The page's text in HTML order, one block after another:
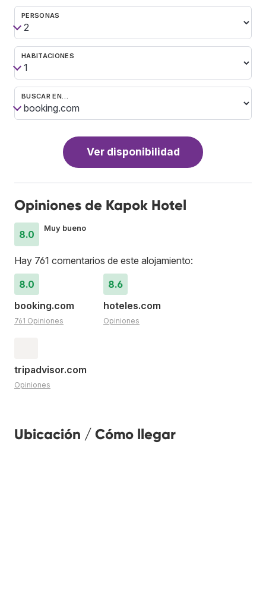
PERSONAS
HABITACIONES
BUSCAR EN…
Ver disponibilidad
Opiniones de Kapok Hotel
8.0
Muy bueno
Hay 761 comentarios de este alojamiento:
8.0
booking.com
761 Opiniones
8.6
hoteles.com
Opiniones
tripadvisor.com
Opiniones
Ubicación / Cómo llegar